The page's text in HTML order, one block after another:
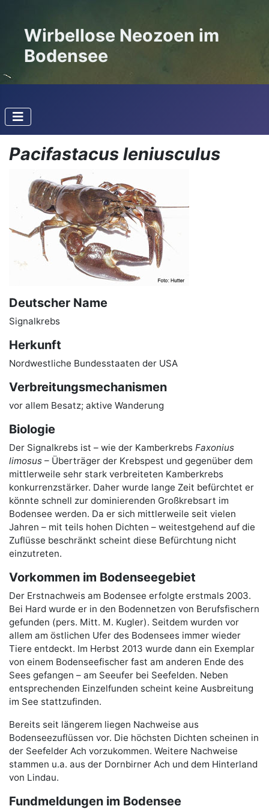
Wirbellose Neozoen im
Bodensee
Pacifastacus leniusculus
Deutscher Name
Signalkrebs
Herkunft
Nordwestliche Bundesstaaten der USA
Verbreitungsmechanismen
vor allem Besatz; aktive Wanderung
Biologie
Der Signalkrebs ist – wie der KamberkrebsFaxonius
limosus – Überträger der Krebspest und gegenüber dem
mittlerweile sehr stark verbreiteten Kamberkrebs
konkurrenzstärker. Daher wurde lange Zeit befürchtet er
könnte schnell zur dominierenden Großkrebsart im
Bodensee werden. Da er sich mittlerweile seit vielen
Jahren – mit teils hohen Dichten – weitestgehend auf die
Zuflüsse beschränkt scheint diese Befürchtung nicht
einzutreten.
Vorkommen im Bodenseegebiet
Der Erstnachweis am Bodensee erfolgte erstmals 2003.
Bei Hard wurde er in den Bodennetzen von Berufsfischern
gefunden (pers. Mitt. M. Kugler). Seitdem wurden vor
allem am östlichen Ufer des Bodensees immer wieder
Tiere entdeckt. Im Herbst 2013 wurde dann ein Exemplar
von einem Bodenseefischer fast am anderen Ende des
Sees gefangen – am Seeufer bei Seefelden. Neben
entsprechenden Einzelfunden scheint keine Ausbreitung
im See stattzufinden.
Bereits seit längerem liegen Nachweise aus
Bodenseezuflüssen vor. Die höchsten Dichten scheinen in
der Seefelder Ach vorzukommen. Weitere Nachweise
stammen u.a. aus der Dornbirner Ach und dem Hinterland
von Lindau.
Fundmeldungen im Bodensee